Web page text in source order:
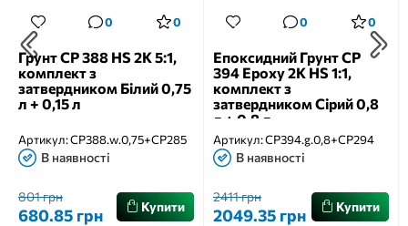
0 0
Грунт CP 388 HS 2К 5:1,
комплект з
затвердником Білий 0,75
л + 0,15 л
Артикул:CP388.w.0,75+CP285
В наявності
801 грн
680.85 грн Купити
0 0
Епоксидний Грунт CP
394 Epoxy 2К HS 1:1,
комплект з
затвердником Сірий 0,8
л + 0,8 л
Артикул:CP394.g.0,8+CP294
В наявності
2411 грн
2049.35 грн Купити